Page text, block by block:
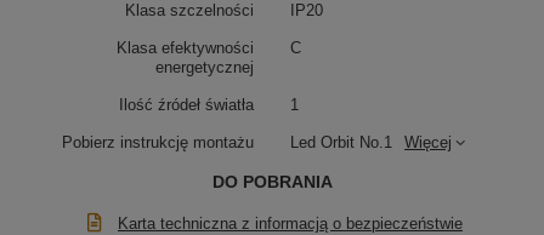
Klasa szczelności IP20
Klasa efektywności
energetycznej
C
Ilość źródeł światła 1
Pobierz instrukcję montażu Led Orbit No.1 Więcej
DO POBRANIA
Karta techniczna z informacją o bezpieczeństwie